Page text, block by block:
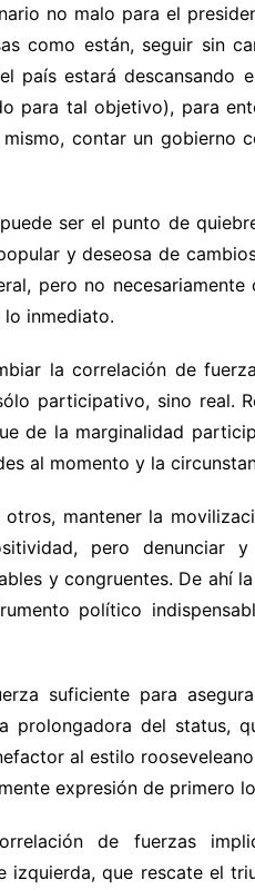
no malo para el
como están, seguir sin
país estará descansando
para tal objetivo), para
contar un gobierno
ser el punto de
y deseosa de
pero no
inmediato.
la correlación de
participativo, sino real.
de la marginalidad
al momento y la
mantener la
pero denunciar
y congruentes. De ahí
político
suficiente para
prolongadora del status,
al estilo
expresión de primero
de fuerzas
izquierda, que rescate el